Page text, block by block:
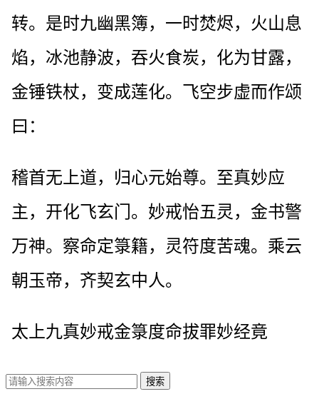
转。是时九幽黑簿，一时焚烬，火山息
焰，冰池静波，吞火食炭，化为甘露，
金锤铁杖，变成莲化。飞空步虚而作颂
曰：
稽首无上道，归心元始尊。至真妙应
主，开化飞玄门。妙戒怡五灵，金书警
万神。察命定箓籍，灵符度苦魂。乘云
朝玉帝，齐契玄中人。
太上九真妙戒金箓度命拔罪妙经竟
搜索